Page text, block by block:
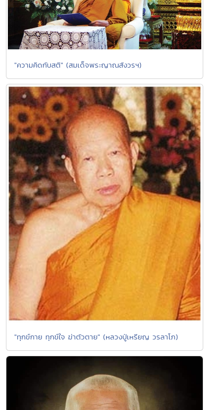
"ความคิดกับสติ" (สมเด็จพระญาณสังวรฯ)
"ทุกข์กาย ทุกข์ใจ ฆ่าตัวตาย" (หลวงปู่เหรียญ วรลาโภ)